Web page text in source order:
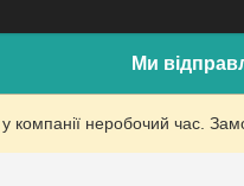
Ми
компанії неробочий час.